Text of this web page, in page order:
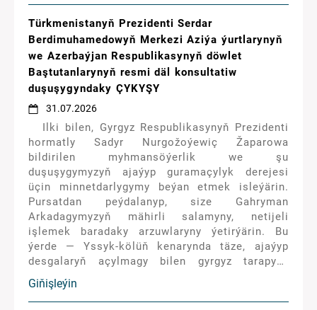
Türkmenistanyň Prezidenti Serdar
Berdimuhamedowyň Merkezi Aziýa ýurtlarynyň
we Azerbaýjan Respublikasynyň döwlet
Baştutanlarynyň resmi däl konsultatiw
duşuşygyndaky ÇYKYŞY
31.07.2026
Ilki bilen, Gyrgyz Respublikasynyň Prezidenti
hormatly Sadyr Nurgožoýewiç Žaparowa
bildirilen myhmansöýerlik we şu
duşuşygymyzyň ajaýyp guramaçylyk derejesi
üçin minnetdarlygymy beýan etmek isleýärin.
Pursatdan peýdalanyp, size Gahryman
Arkadagymyzyň mähirli salamyny, netijeli
işlemek baradaky arzuwlaryny ýetirýärin. Bu
ýerde — Yssyk-kölüň kenarynda täze, ajaýyp
desgalaryň açylmagy bilen gyrgyz tarapyny
gutlaýaryn. Bu döwrebap infrastrukturanyň diňe
bir kölüň kenarýakasyny bezemek bilen
çäklenmän, eýsem, tutuş sebitimiziň
Giňişleýin